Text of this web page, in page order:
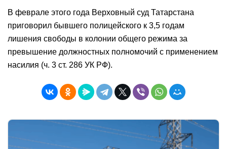
В феврале этого года Верховный суд Татарстана
приговорил бывшего полицейского к 3,5 годам
лишения свободы в колонии общего режима за
превышение должностных полномочий с применением
насилия (ч. 3 ст. 286 УК РФ).